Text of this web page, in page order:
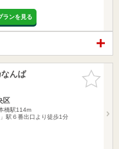
ランを見る
お気に入
りに追加
んば
区
橋駅114m
駅６番出口より徒歩1分